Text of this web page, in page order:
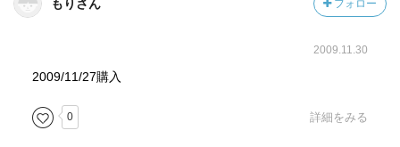
もりさん フォロー
2009.11.30
2009/11/27購入
0 詳細をみる